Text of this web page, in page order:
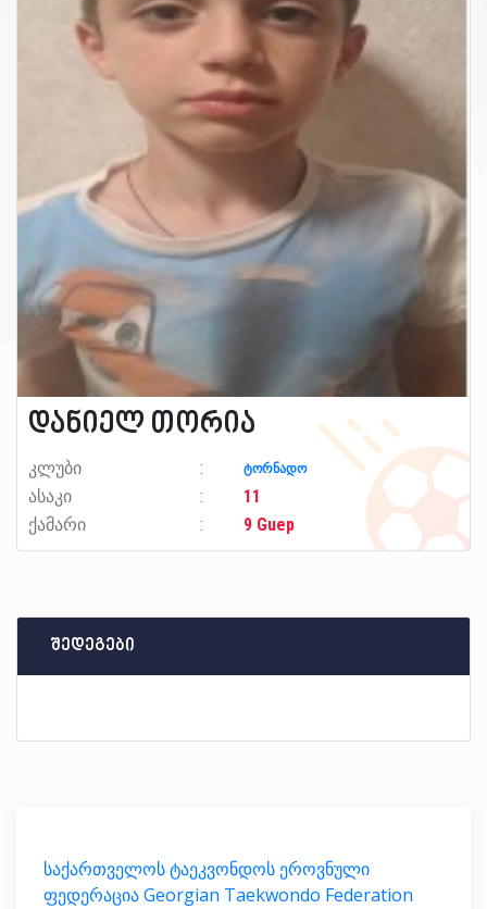
დანიელ თორია
კლუბი ტორნადო
ასაკი
11
ქამარი
9 Guep
შედეგები
საქართველოს ტაეკვონდოს ეროვნული
ფედერაცია Georgian Taekwondo Federation